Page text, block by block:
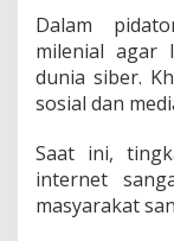
Dalam
milenial agar
dunia siber.
sosial dan
Saat ini,
internet
masyarakat